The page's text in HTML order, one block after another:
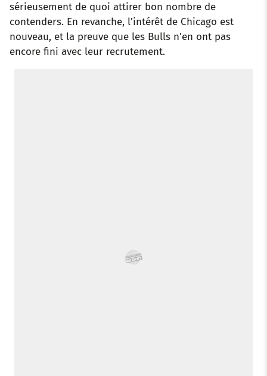
sérieusement de quoi attirer bon nombre de
contenders. En revanche, l’intérêt de Chicago est
nouveau, et la preuve que les Bulls n’en ont pas
encore fini avec leur recrutement.